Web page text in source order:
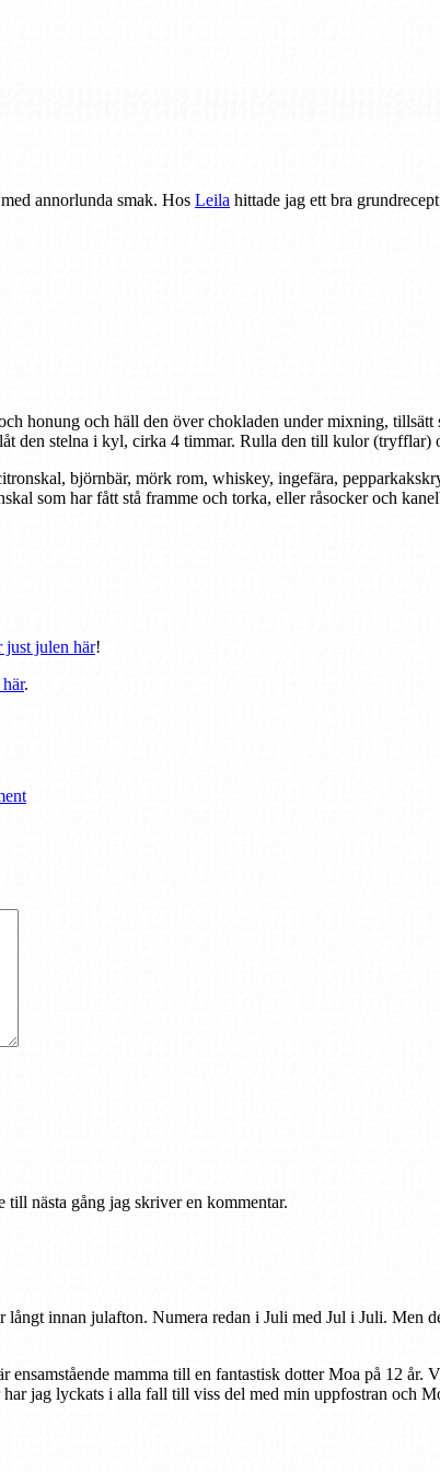
annorlunda smak. Hos Leila hittade jag ett bra
honung och häll den över chokladen under mixning,
den stelna i kyl, cirka 4 timmar. Rulla den till kulor (tryfflar)
björnbär, mörk rom, whiskey, ingefära,
som har fått stå framme och torka, eller råsocker och
just julen här!
.
till nästa gång jag skriver en kommentar.
innan julafton. Numera redan i Juli med Jul i Juli. Men
ensamstående mamma till en fantastisk dotter Moa på 12
jag lyckats i alla fall till viss del med min uppfostran och